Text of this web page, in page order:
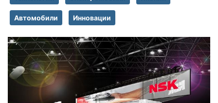
Автомобили Инновации